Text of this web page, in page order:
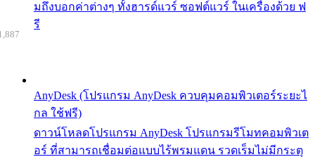
มถึงบอกค่าต่างๆ ทั้งฮารด์แวร์ ซอฟต์แวร์ ในเครื่องด้วย ฟ
รี
AnyDesk (โปรแกรม AnyDesk ควบคุมคอมพิวเตอร์ระยะไ
กล ใช้ฟรี)
ดาวน์โหลดโปรแกรม AnyDesk โปรแกรมรีโมทคอมพิวเต
อร์ ที่สามารถเชื่อมต่อแบบไร้พรมแดน รวดเร็มไม่มีกระตุ